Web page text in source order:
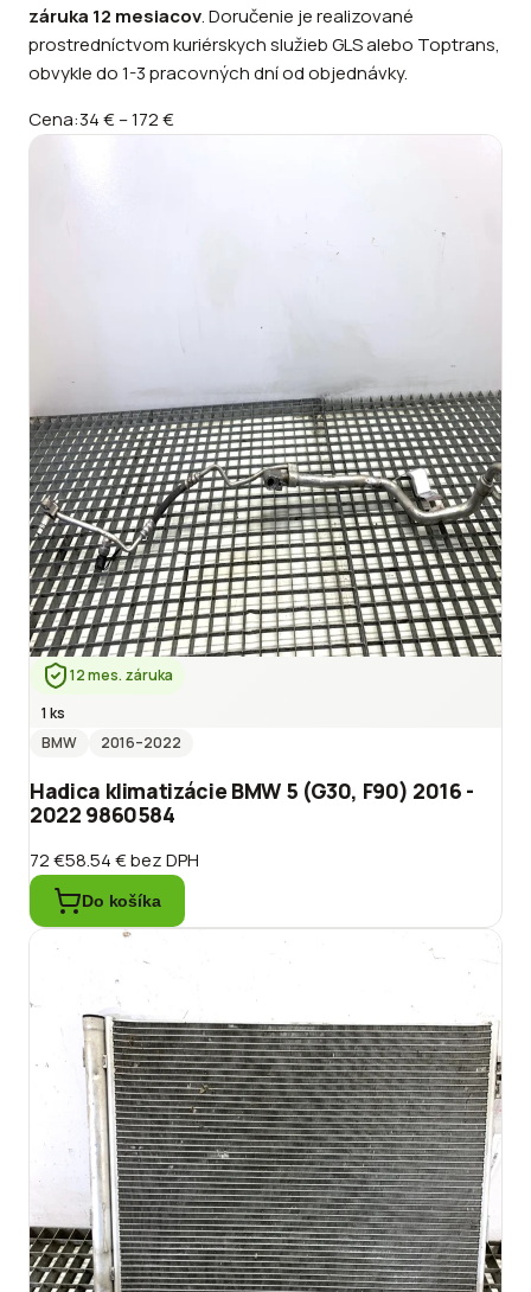
záruka 12 mesiacov. Doručenie je realizované
prostredníctvom kuriérskych služieb GLS alebo Toptrans,
obvykle do 1-3 pracovných dní od objednávky.
Cena:34 €–172 €
12 mes. záruka
1 ks
BMW
2016–2022
Hadica klimatizácie BMW 5 (G30, F90) 2016 -
2022 9860584
72 €58.54 €bez DPH
Do košíka